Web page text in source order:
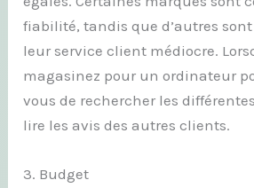
fiabilité, tandis que d’autres
leur service client médiocre.
magasinez pour un ordinateur
vous de rechercher les
lire les avis des autres clients.
3. Budget